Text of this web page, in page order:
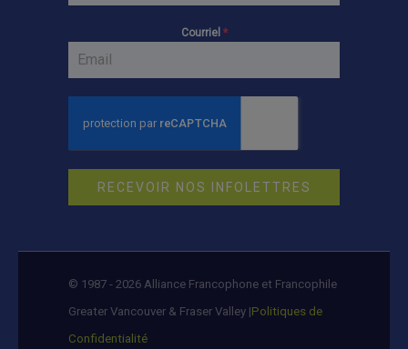
Courriel *
RECEVOIR NOS INFOLETTRES
© 1987 - 2026 Alliance Francophone et Francophile
Greater Vancouver & Fraser Valley |Politiques de
Confidentialité